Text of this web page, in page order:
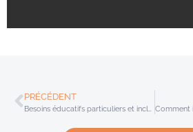
PRÉCÉDENT
Besoins éducatifs particuliers et inclusion – Intégration vs. inclusion